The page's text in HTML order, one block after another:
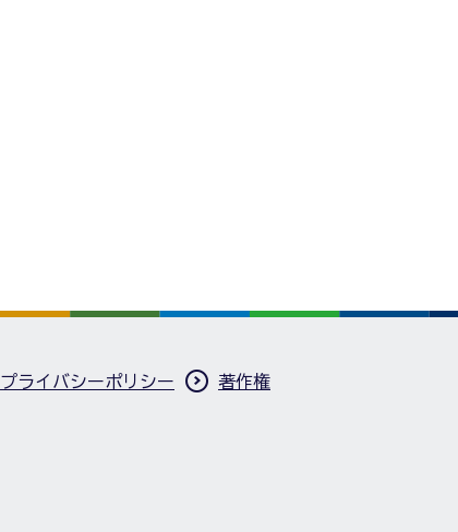
プライバシーポリシー 著作権